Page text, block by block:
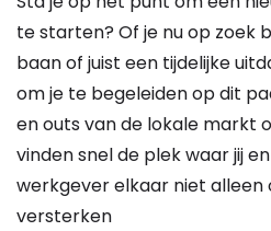
te starten? Of je nu op zoek
baan of juist een tijdelijke
om je te begeleiden op dit
en outs van de lokale markt
vinden snel de plek waar jij
werkgever elkaar niet
versterken